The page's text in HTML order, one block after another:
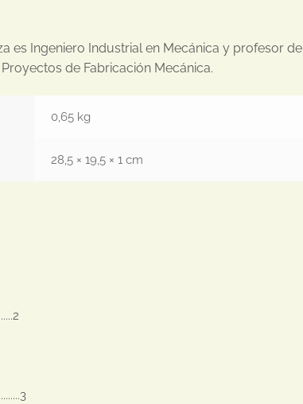
es Ingeniero Industrial en Mecánica y profesor de
de Fabricación Mecánica.
0,65 kg
28,5 × 19,5 × 1 cm